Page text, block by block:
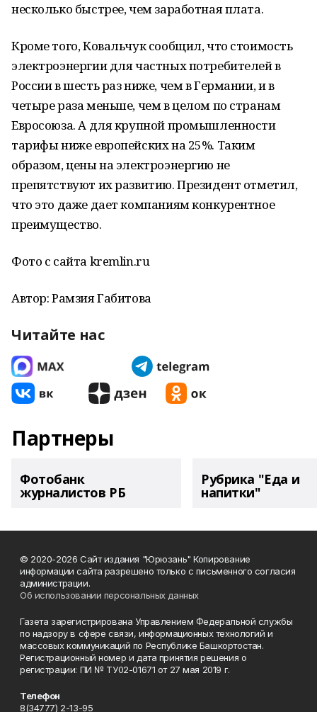
несколько быстрее, чем заработная плата.
Кроме того, Ковальчук сообщил, что стоимость
электроэнергии для частных потребителей в
России в шесть раз ниже, чем в Германии, и в
четыре раза меньше, чем в целом по странам
Евросоюза. А для крупной промышленности
тарифы ниже европейских на 25%. Таким
образом, цены на электроэнергию не
препятствуют их развитию. Президент отметил,
что это даже дает компаниям конкурентное
преимущество.
Фото с сайта kremlin.ru
Автор: Рамзия Габитова
Читайте нас
Партнеры
Фотобанк
журналистов РБ
Рубрика "Еда и
напитки"
© 2020-2026 Сайт издания "Юрюзань" Копирование
информации сайта разрешено только с письменного согласия
администрации.
Об использовании персональных данных
Газета зарегистрирована Управлением Федеральной службы
по надзору в сфере связи, информационных технологий и
массовых коммуникаций по Республике Башкортостан.
Регистрационный номер и дата принятия решения о
регистрации: ПИ № ТУ02-01671 от 27 мая 2019 г.
Телефон
8(34777) 2-13-95